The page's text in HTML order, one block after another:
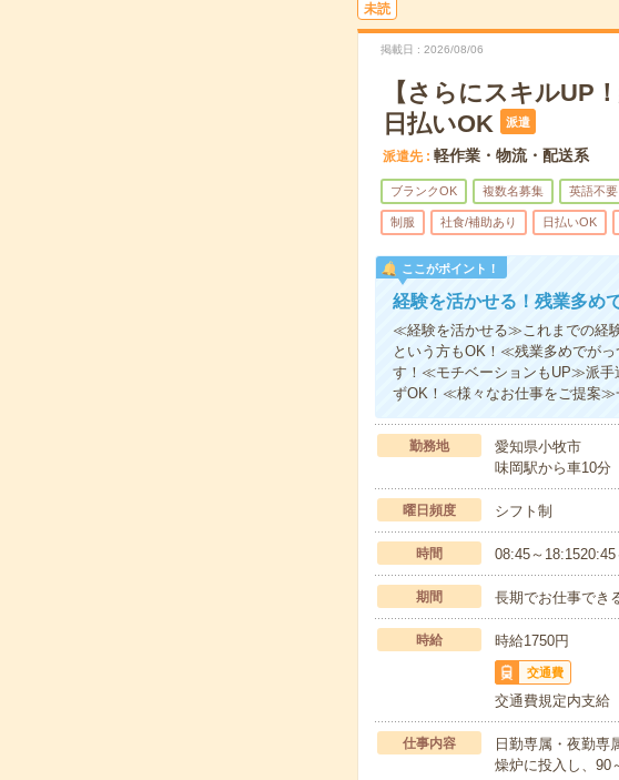
未読
掲載日 2026/08/06
【さらにスキルUP
日払いOK
派遣
派遣先 軽作業・物流・配送系
ブランクOK 複数名募集 英語不要
制服 社食/補助あり 日払いOK
ここがポイント！
経験を活かせる！残業多め
≪経験を活かせる≫これまでの経
という方もOK！≪残業多めでが
す！≪モチベーションもUP≫派手
ずOK！≪様々なお仕事をご提案≫
勤務地
愛知県小牧市
味岡駅から車10分
曜日頻度 シフト制
時間 08:45～
期間 長期でお仕事でき
時給 時給1750円
交通費
交通費規定内支給
仕事内容
日勤専属・夜勤専
燥炉に投入し、90